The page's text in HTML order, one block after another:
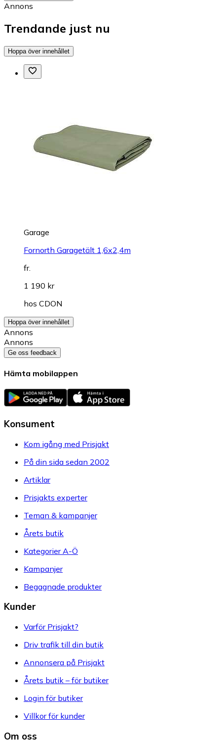
Annons
Trendande just nu
Hoppa över innehållet
Garage
Fornorth Garagetält 1,6x2,4m
fr.
1 190 kr
hos CDON
Hoppa över innehållet
Annons
Annons
Ge oss feedback
Hämta mobilappen
Konsument
Kom igång med Prisjakt
På din sida sedan 2002
Artiklar
Prisjakts experter
Teman & kampanjer
Årets butik
Kategorier A-Ö
Kampanjer
Begagnade produkter
Kunder
Varför Prisjakt?
Driv trafik till din butik
Annonsera på Prisjakt
Årets butik – för butiker
Login för butiker
Villkor för kunder
Om oss